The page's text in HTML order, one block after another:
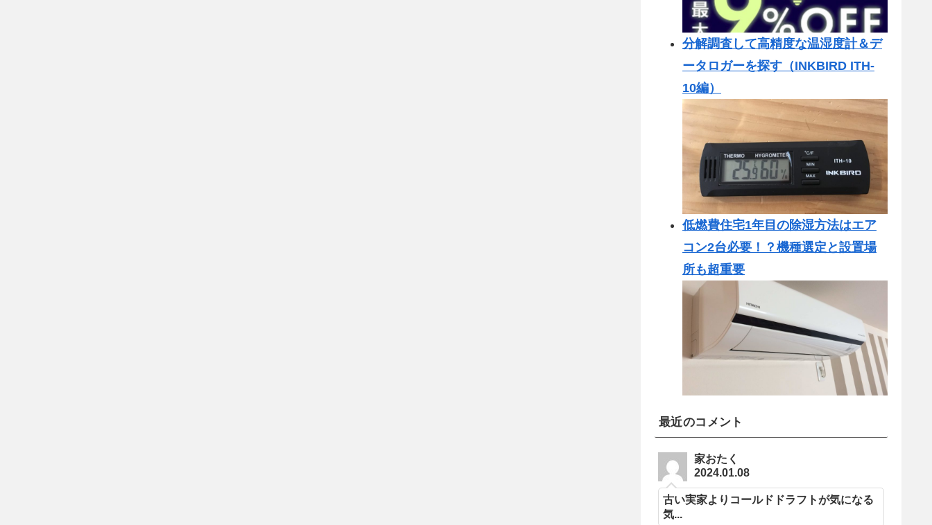
分解調査して高精度な温湿度計＆デ
ータロガーを探す（INKBIRD ITH-
10編）
低燃費住宅1年目の除湿方法はエア
コン2台必要！？機種選定と設置場
所も超重要
最近のコメント
家おたく
2024.01.08
古い実家よりコールドドラフトが気になる
気...